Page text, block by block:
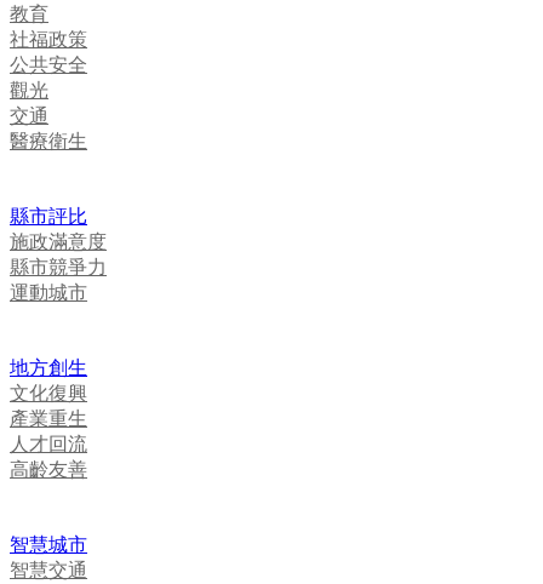
教育
社福政策
公共安全
觀光
交通
醫療衛生
縣市評比
施政滿意度
縣市競爭力
運動城市
地方創生
文化復興
產業重生
人才回流
高齡友善
智慧城市
智慧交通